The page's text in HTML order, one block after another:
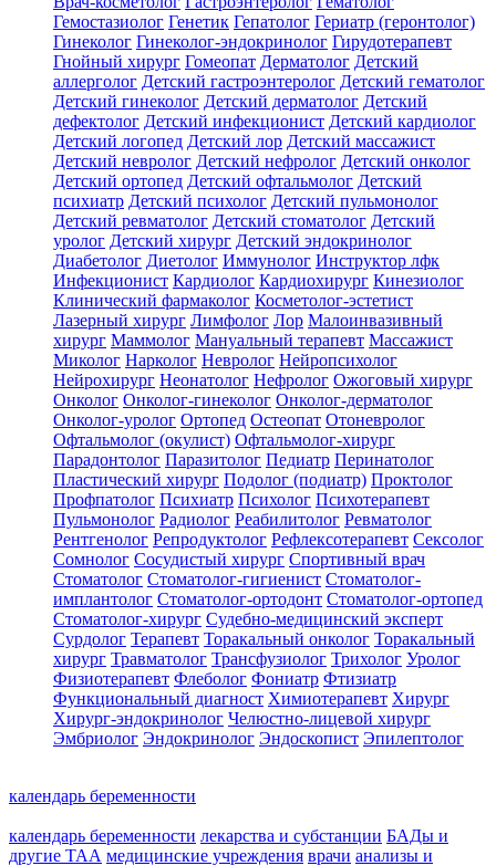
Гемостазиолог Генетик Гепатолог Гериатр (геронтолог)
Гинеколог Гинеколог-эндокринолог Гирудотерапевт
Гнойный хирург Гомеопат Дерматолог Детский
аллерголог Детский гастроэнтеролог Детский гематолог
Детский гинеколог Детский дерматолог Детский
дефектолог Детский инфекционист Детский кардиолог
Детский логопед Детский лор Детский массажист
Детский невролог Детский нефролог Детский онколог
Детский ортопед Детский офтальмолог Детский
психиатр Детский психолог Детский пульмонолог
Детский ревматолог Детский стоматолог Детский
уролог Детский хирург Детский эндокринолог
Диабетолог Диетолог Иммунолог Инструктор лфк
Инфекционист Кардиолог Кардиохирург Кинезиолог
Клинический фармаколог Косметолог-эстетист
Лазерный хирург Лимфолог Лор Малоинвазивный
хирург Маммолог Мануальный терапевт Массажист
Миколог Нарколог Невролог Нейропсихолог
Нейрохирург Неонатолог Нефролог Ожоговый хирург
Онколог Онколог-гинеколог Онколог-дерматолог
Онколог-уролог Ортопед Остеопат Отоневролог
Офтальмолог (окулист) Офтальмолог-хирург
Парадонтолог Паразитолог Педиатр Перинатолог
Пластический хирург Подолог (подиатр) Проктолог
Профпатолог Психиатр Психолог Психотерапевт
Пульмонолог Радиолог Реабилитолог Ревматолог
Рентгенолог Репродуктолог Рефлексотерапевт Сексолог
Сомнолог Сосудистый хирург Спортивный врач
Стоматолог Стоматолог-гигиенист Стоматолог-
имплантолог Стоматолог-ортодонт Стоматолог-ортопед
Стоматолог-хирург Судебно-медицинский эксперт
Сурдолог Терапевт Торакальный онколог Торакальный
хирург Травматолог Трансфузиолог Трихолог Уролог
Физиотерапевт Флеболог Фониатр Фтизиатр
Функциональный диагност Химиотерапевт Хирург
Хирург-эндокринолог Челюстно-лицевой хирург
Эмбриолог Эндокринолог Эндоскопист Эпилептолог
календарь беременности
календарь беременности лекарства и субстанции БАДы и
другие ТАА медицинские учреждения врачи анализы и